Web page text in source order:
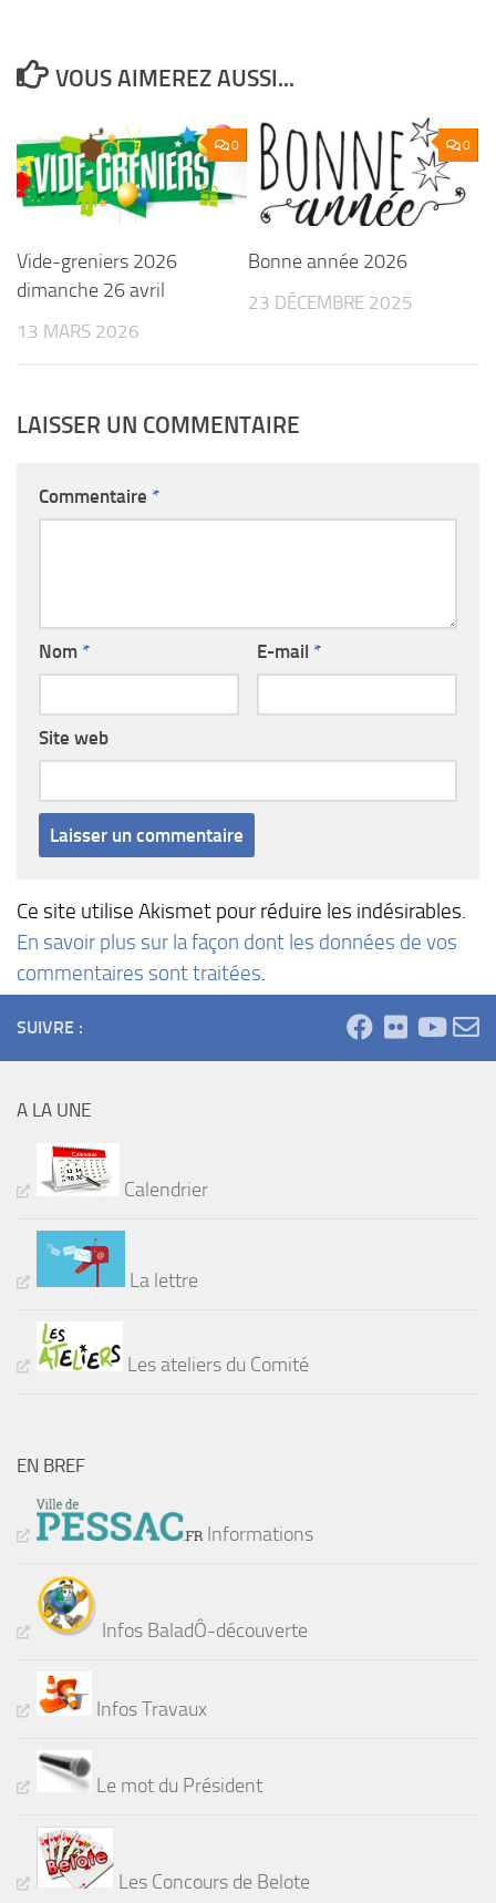
VOUS AIMEREZ AUSSI...
0
Vide-greniers 2026
dimanche 26 avril
13 MARS 2026
0
Bonne année 2026
23 DÉCEMBRE 2025
LAISSER UN COMMENTAIRE
Commentaire *
Nom * E-mail *
Site web
Ce site utilise Akismet pour réduire les indésirables.
En savoir plus sur la façon dont les données de vos
commentaires sont traitées.
SUIVRE :
A LA UNE
Calendrier
La lettre
Les ateliers du Comité
EN BREF
Informations
Infos BaladÔ-découverte
Infos Travaux
Le mot du Président
Les Concours de Belote